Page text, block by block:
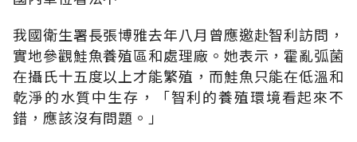
我國衛生署長張博雅去年八月曾應邀赴智利訪問，
實地參觀鮭魚養殖區和處理廠。她表示，霍亂弧菌
在攝氏十五度以上才能繁殖，而鮭魚只能在低溫和
乾淨的水質中生存，「智利的養殖環境看起來不
錯，應該沒有問題。」